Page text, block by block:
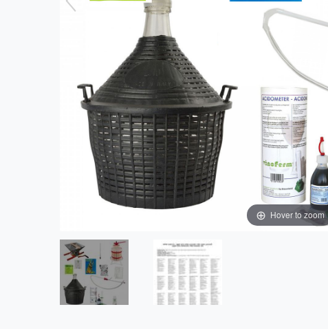
Hover to zoom